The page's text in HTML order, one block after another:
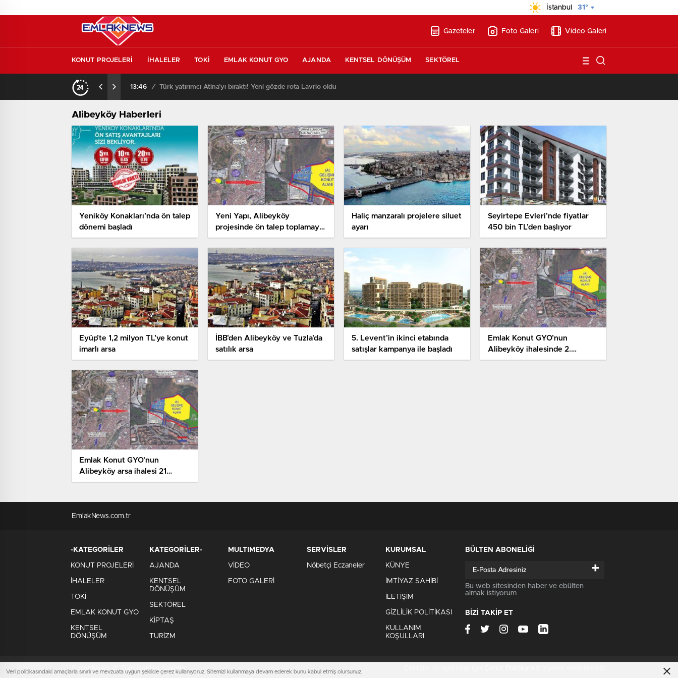
İstanbul 31°
Gazeteler Foto Galeri Video Galeri
KONUT PROJELERİ İHALELER TOKİ EMLAK KONUT GYO AJANDA KENTSEL DÖNÜŞÜM SEKTÖREL
13:46 / Türk yatırımcı Atina’yı bıraktı! Yeni gözde rota Lavrio oldu
Alibeyköy Haberleri
Yeniköy Konakları’nda ön talep
dönemi başladı
Yeni Yapı, Alibeyköy
projesinde ön talep toplamaya
başladı
Haliç manzaralı projelere siluet
ayarı
Seyirtepe Evleri’nde fiyatlar
450 bin TL’den başlıyor
Eyüp’te 1,2 milyon TL’ye konut
imarlı arsa
İBB’den Alibeyköy ve Tuzla’da
satılık arsa
5. Levent’in ikinci etabında
satışlar kampanya ile başladı
Emlak Konut GYO’nun
Alibeyköy ihalesinde 2.
oturum 2 Şubat’ta
Emlak Konut GYO’nun
Alibeyköy arsa ihalesi 21
Ocak’ta
EmlakNews.com.tr
-KATEGORİLER
KONUT PROJELERİ
İHALELER
TOKİ
EMLAK KONUT GYO
KENTSEL
DÖNÜŞÜM
KATEGORİLER-
AJANDA
KENTSEL
DÖNÜŞÜM
SEKTÖREL
KİPTAŞ
TURİZM
MULTIMEDYA
VİDEO
FOTO GALERİ
SERVİSLER
Nöbetçi Eczaneler
KURUMSAL
KÜNYE
İMTİYAZ SAHİBİ
İLETİŞİM
GİZLİLİK POLİTİKASI
KULLANIM
KOŞULLARI
BÜLTEN ABONELİĞİ
+
Bu web sitesinden haber ve ebülten
almak istiyorum
BİZİ TAKİP ET
EmlakNews © Tüm Hakları Saklıdır
Veri politikasındaki amaçlarla sınırlı ve mevzuata uygun şekilde çerez kullanıyoruz. Sitemizi kullanmaya devam ederek bunu kabul etmiş olursunuz.